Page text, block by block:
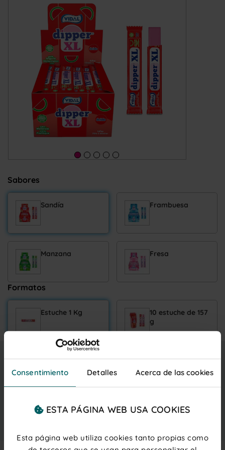
Consentimiento Detalles Acerca de las cookies
ESTA PÁGINA WEB USA COOKIES
Esta página web utiliza cookies tanto propias como
Sabores
Sandía Frambuesa
Manzana Fresa
Formatos
Estuche 1 Kg
10 estuche de 157
g
13,75 €
(0,14 € ud.)